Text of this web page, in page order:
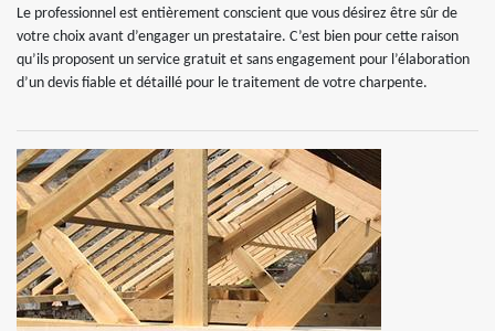
Le professionnel est entièrement conscient que vous désirez être sûr de
votre choix avant d’engager un prestataire. C’est bien pour cette raison
qu’ils proposent un service gratuit et sans engagement pour l’élaboration
d’un devis fiable et détaillé pour le traitement de votre charpente.